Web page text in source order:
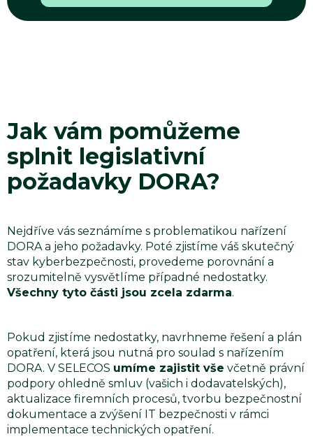
Jak vám pomůžeme
splnit legislativní
požadavky DORA?
Nejdříve vás seznámíme s problematikou nařízení
DORA a jeho požadavky. Poté zjistíme váš skutečný
stav kyberbezpečnosti, provedeme porovnání a
srozumitelně vysvětlíme případné nedostatky.
Všechny tyto části jsou zcela zdarma.
Pokud zjistíme nedostatky, navrhneme řešení a plán
opatření, která jsou nutná pro soulad s nařízením
DORA. V SELECOS umíme zajistit vše včetně právní
podpory ohledně smluv (vašich i dodavatelských),
aktualizace firemních procesů, tvorbu bezpečnostní
dokumentace a zvýšení IT bezpečnosti v rámci
implementace technických opatření.